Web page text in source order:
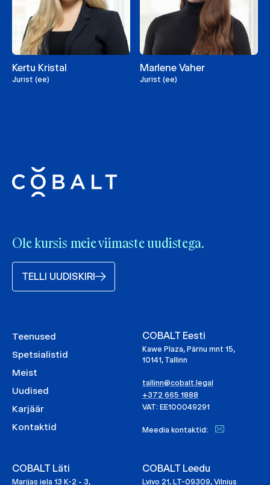
Kertu Kristal
Jurist (ee)
Marlene Vaher
Jurist (ee)
Ole kursis meie viimaste uudistega.
TELLI UUDISKIRI
Teenused
Spetsialistid
Meist
Uudised
Karjäär
Kontaktid
COBALT Eesti
Kawe Plaza, Pärnu mnt 15,
10141, Tallinn
tallinn@cobalt.legal
+372 665 1888
VAT: EE100049291
Meedia kontaktid:
COBALT Läti
Marijas iela 13 K-2 - 3,
COBALT Leedu
Lvivo 21, LT-09309, Vilnius